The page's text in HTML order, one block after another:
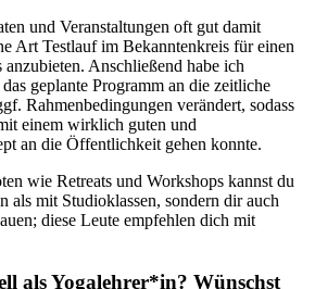
und Veranstaltungen oft gut damit
Art Testlauf im Bekanntenkreis für einen
Anschließend habe ich
geplante Programm an die zeitliche
Rahmenbedingungen verändert, sodass
einem wirklich guten und
an die Öffentlichkeit gehen konnte.
wie Retreats und Workshops kannst du
als mit Studioklassen, sondern dir auch
diese Leute empfehlen dich mit
als Yogalehrer*in? Wünschst